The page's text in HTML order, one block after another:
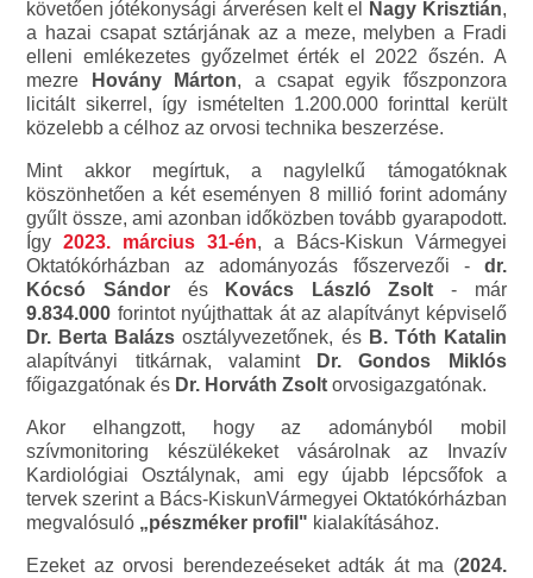
követően jótékonysági árverésen kelt el
Nagy Krisztián,
a hazai csapat sztárjának az a meze, melyben a Fradi
elleni emlékezetes győzelmet érték el 2022 őszén. A
mezre
Hovány Márton, a csapat egyik főszponzora
licitált sikerrel, így ismételten 1.200.000 forinttal került
közelebb a célhoz az orvosi technika beszerzése.
Mint akkor megírtuk, a nagylelkű támogatóknak
köszönhetően a két eseményen 8 millió forint adomány
gyűlt össze, ami azonban időközben tovább gyarapodott.
Így2023. március 31-én, a Bács-Kiskun Vármegyei
Oktatókórházban az adományozás főszervezői - dr.
Kócsó Sándor és Kovács László Zsolt - már
9.834.000 forintot nyújthattak át az alapítványt képviselő
Dr. Berta Balázs osztályvezetőnek, és B. Tóth Katalin
alapítványi titkárnak, valamint
Dr. Gondos Miklós
főigazgatónak és Dr. Horváth Zsolt orvosigazgatónak.
Akor elhangzott, hogy az adományból mobil
szívmonitoring készülékeket vásárolnak az Invazív
Kardiológiai Osztálynak, ami egy újabb lépcsőfok a
tervek szerint a Bács-KiskunVármegyei Oktatókórházban
megvalósuló „pészméker profil" kialakításához.
Ezeket az orvosi berendezeéseket adták át ma (2024.